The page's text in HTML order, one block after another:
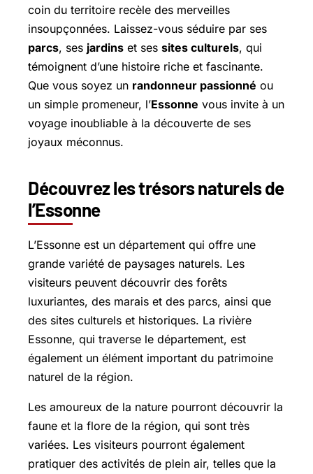
coin du territoire recèle des merveilles
insoupçonnées. Laissez-vous séduire par ses
parcs, ses jardins et ses sites culturels, qui
témoignent d’une histoire riche et fascinante.
Que vous soyez un randonneur passionné ou
un simple promeneur, l’Essonne vous invite à un
voyage inoubliable à la découverte de ses
joyaux méconnus.
Découvrez les trésors naturels de
l’Essonne
L’Essonne est un département qui offre une
grande variété de paysages naturels. Les
visiteurs peuvent découvrir des forêts
luxuriantes, des marais et des parcs, ainsi que
des sites culturels et historiques. La rivière
Essonne, qui traverse le département, est
également un élément important du patrimoine
naturel de la région.
Les amoureux de la nature pourront découvrir la
faune et la flore de la région, qui sont très
variées. Les visiteurs pourront également
pratiquer des activités de plein air, telles que la